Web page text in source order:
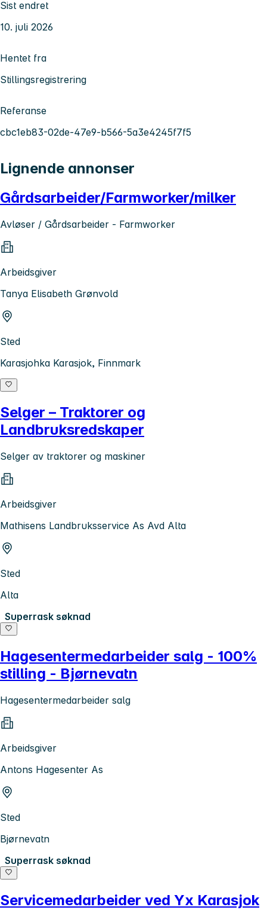
Sist endret
10. juli 2026
Hentet fra
Stillingsregistrering
Referanse
cbc1eb83-02de-47e9-b566-5a3e4245f7f5
Lignende annonser
Gårdsarbeider/Farmworker/milker
Avløser / Gårdsarbeider - Farmworker
Arbeidsgiver
Tanya Elisabeth Grønvold
Sted
Karasjohka Karasjok, Finnmark
Selger – Traktorer og
Landbruksredskaper
Selger av traktorer og maskiner
Arbeidsgiver
Mathisens Landbruksservice As Avd Alta
Sted
Alta
Superrask søknad
Hagesentermedarbeider salg - 100%
stilling - Bjørnevatn
Hagesentermedarbeider salg
Arbeidsgiver
Antons Hagesenter As
Sted
Bjørnevatn
Superrask søknad
Servicemedarbeider ved Yx Karasjok